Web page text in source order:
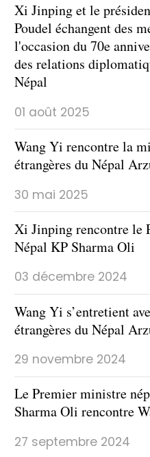
Xi Jinping et le
Poudel échangent des
l'occasion du 70e
des relations
Népal
01 août 2025
Wang Yi rencontre la
étrangères du Népal
30 mai 2025
Xi Jinping rencontre le
Népal KP Sharma Oli
03 décembre 2024
Wang Yi s’entretient
étrangères du Népal
29 novembre 2024
Le Premier ministre
Sharma Oli rencontre
27 septembre 2024